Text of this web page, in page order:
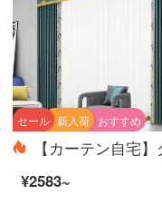
おすすめ
新入荷
セール
¥2583~